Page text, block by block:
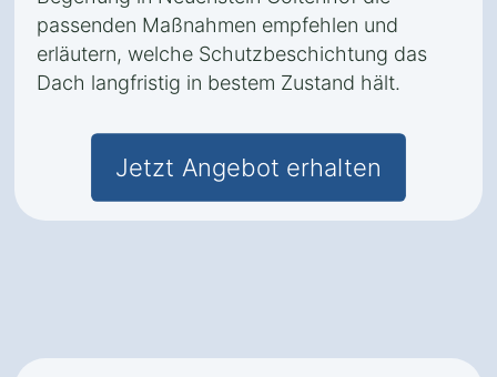
passenden Maßnahmen empfehlen und
erläutern, welche Schutzbeschichtung das
Dach langfristig in bestem Zustand hält.
Jetzt Angebot erhalten